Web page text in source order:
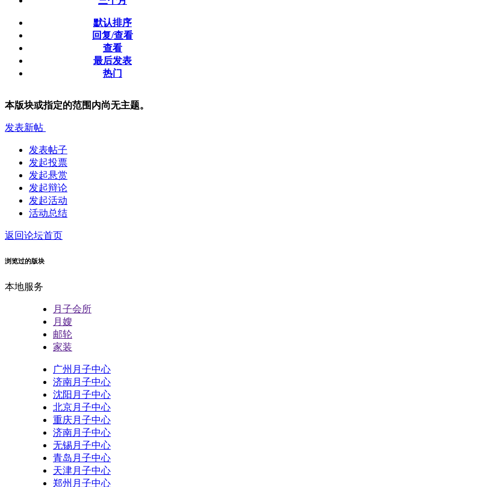
默认排序
回复/查看
查看
最后发表
热门
本版块或指定的范围内尚无主题。
发表新帖
发表帖子
发起投票
发起悬赏
发起辩论
发起活动
活动总结
返回论坛首页
浏览过的版块
本地服务
月子会所
月嫂
邮轮
家装
广州月子中心
济南月子中心
沈阳月子中心
北京月子中心
重庆月子中心
济南月子中心
无锡月子中心
青岛月子中心
天津月子中心
郑州月子中心